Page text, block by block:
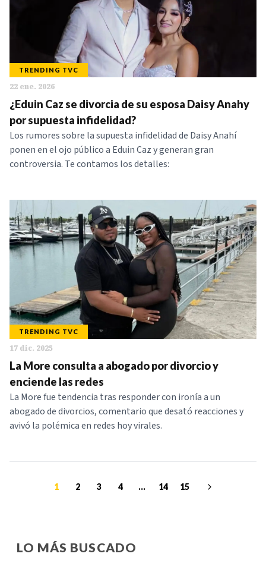
TRENDING TVC
22 ene. 2026
¿Eduin Caz se divorcia de su esposa Daisy Anahy
por supuesta infidelidad?
Los rumores sobre la supuesta infidelidad de Daisy Anahí
ponen en el ojo público a Eduin Caz y generan gran
controversia. Te contamos los detalles:
TRENDING TVC
17 dic. 2025
La More consulta a abogado por divorcio y
enciende las redes
La More fue tendencia tras responder con ironía a un
abogado de divorcios, comentario que desató reacciones y
avivó la polémica en redes hoy virales.
1 2 3 4 ... 14 15
LO MÁS BUSCADO